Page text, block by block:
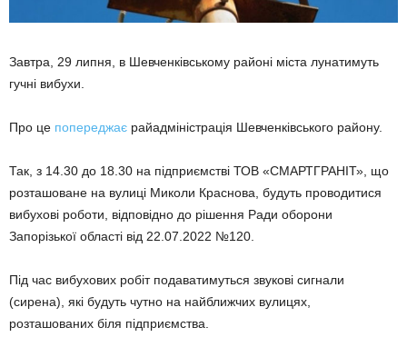
Завтра, 29 липня, в Шевченківському районі міста лунатимуть
гучні вибухи.
Про це попереджає райадміністрація Шевченківського району.
Так, з 14.30 до 18.30 на підприємстві ТОВ «СМАРТГРАНІТ», що
розташоване на вулиці Миколи Краснова, будуть проводитися
вибухові роботи, відповідно до рішення Ради оборони
Запорізької області від 22.07.2022 №120.
Під час вибухових робіт подаватимуться звукові сигнали
(сирена), які будуть чутно на найближчих вулицях,
розташованих біля підприємства.